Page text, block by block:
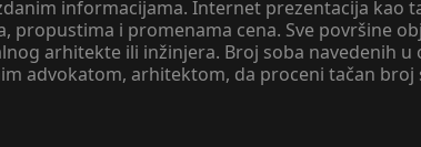
informacijama. Internet prezentacija kao
i promenama cena. Sve površine
arhitekte ili inžinjera. Broj soba navedenih u
advokatom, arhitektom, da proceni tačan broj